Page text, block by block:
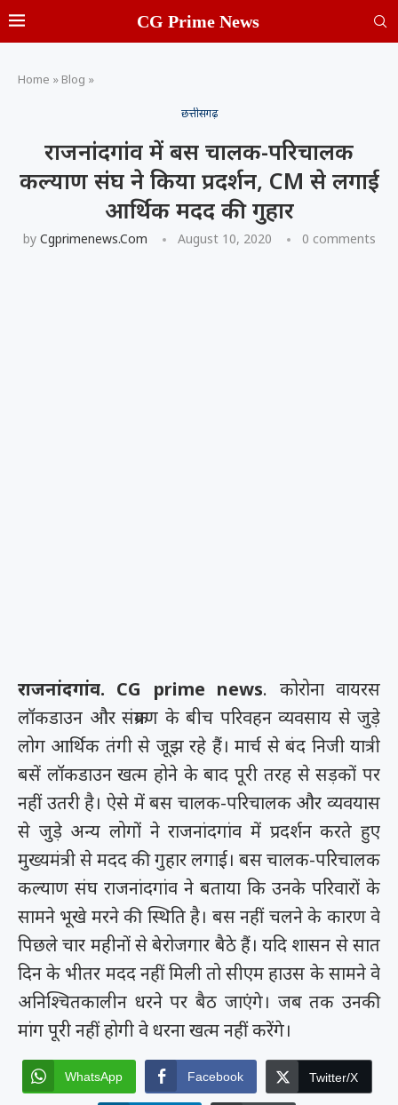
CG Prime News
Home » Blog »
छत्तीसगढ़
राजनांदगांव में बस चालक-परिचालक
कल्याण संघ ने किया प्रदर्शन, CM से लगाई
आर्थिक मदद की गुहार
by Cgprimenews.com August 10, 2020 0 comments
राजनांदगांव. CG prime news. कोरोना वायरस
लॉकडाउन और संक्रमण के बीच परिवहन व्यवसाय से जुड़े
लोग आर्थिक तंगी से जूझ रहे हैं। मार्च से बंद निजी यात्री
बसें लॉकडाउन खत्म होने के बाद पूरी तरह से सड़कों पर
नहीं उतरी है। ऐसे में बस चालक-परिचालक और व्यवयास
से जुड़े अन्य लोगों ने राजनांदगांव में प्रदर्शन करते हुए
मुख्यमंत्री से मदद की गुहार लगाई। बस चालक-परिचालक
कल्याण संघ राजनांदगांव ने बताया कि उनके परिवारों के
सामने भूखे मरने की स्थिति है। बस नहीं चलने के कारण वे
पिछले चार महीनों से बेरोजगार बैठे हैं। यदि शासन से सात
दिन के भीतर मदद नहीं मिली तो सीएम हाउस के सामने वे
अनिश्चितकालीन धरने पर बैठ जाएंगे। जब तक उनकी
मांग पूरी नहीं होगी वे धरना खत्म नहीं करेंगे।
WhatsApp Facebook Twitter/X